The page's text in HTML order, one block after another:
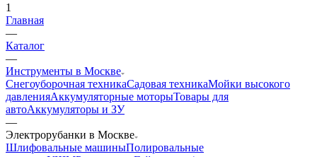
1
Главная
—
Каталог
—
Инструменты в Москве
Снегоуборочная техникаСадовая техникаМойки высокого
давленияАккумуляторные моторыТовары для
автоАккумуляторы и ЗУ
—
Электрорубанки в Москве
Шлифовальные машиныПолировальные